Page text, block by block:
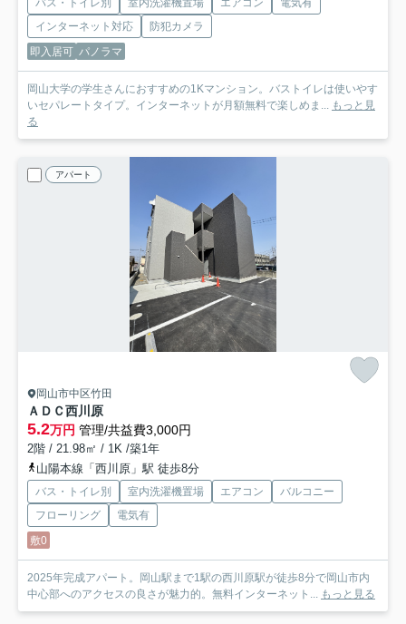
バス・トイレ別 室内洗濯機置場 エアコン
電気有
インターネット対応
防犯カメラ
即入居可 パノラマ
岡山大学の学生さんにおすすめの1Kマンション。バストイレは使いやす
いセパレートタイプ。インターネットが月額無料で楽しめま... もっと見
る
アパート
岡山市中区竹田
ＡＤＣ西川原
5.2万円 管理/共益費3,000円
2階 / 21.98㎡ / 1K /築1年
山陽本線「西川原」駅 徒歩8分
バス・トイレ別 室内洗濯機置場 エアコン
バルコニー
フローリング
電気有
敷0
2025年完成アパート。岡山駅まで1駅の西川原駅が徒歩8分で岡山市内
中心部へのアクセスの良さが魅力的。無料インターネット... もっと見る